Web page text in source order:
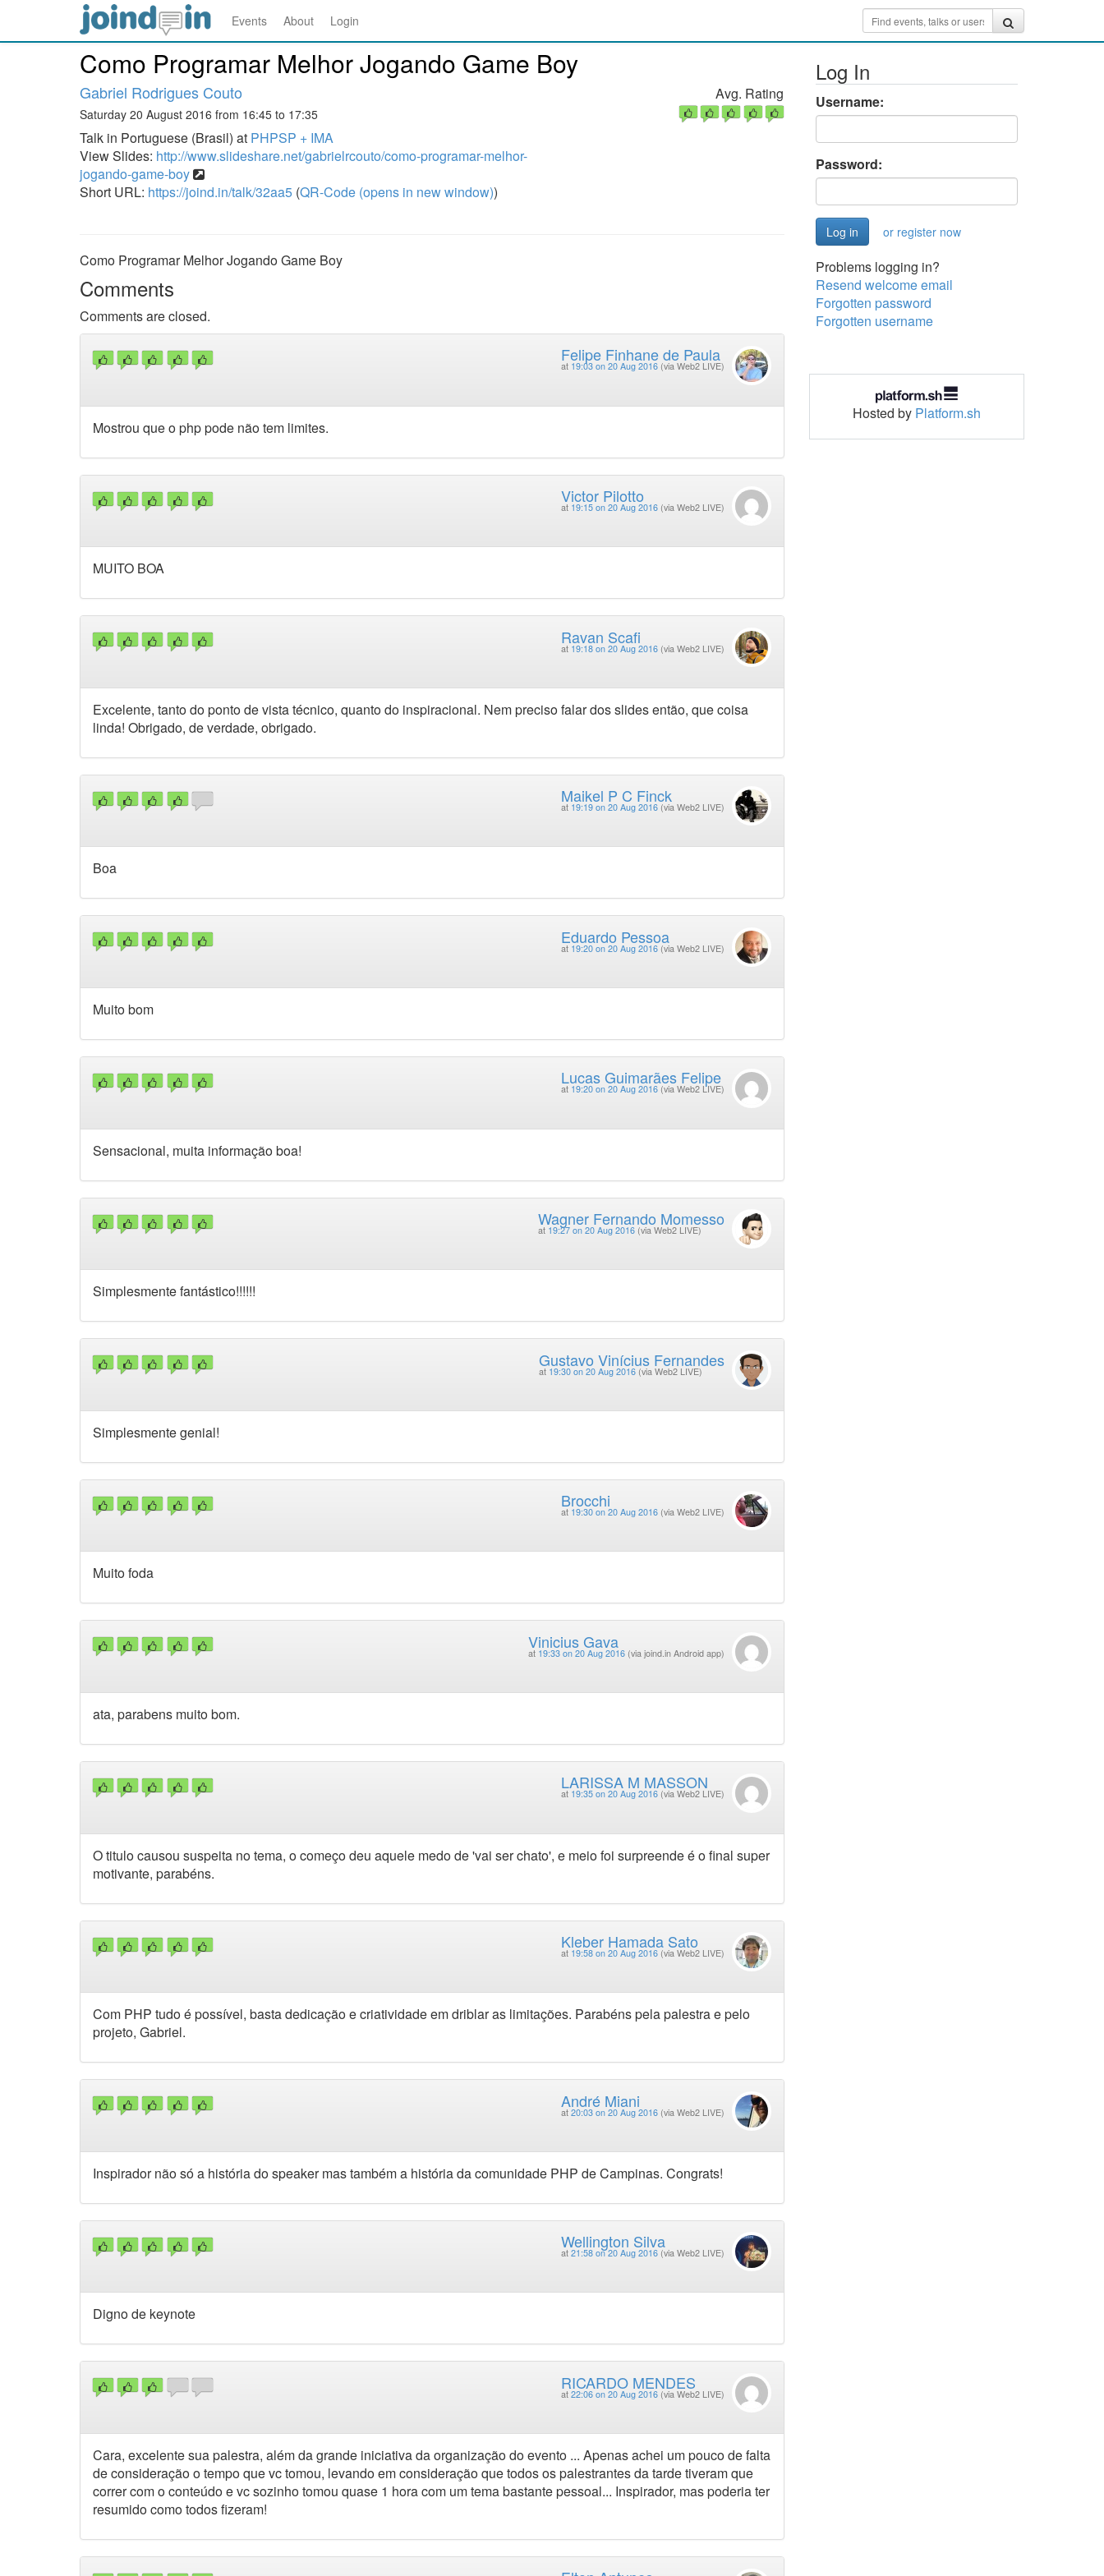
Events About Login
Como Programar Melhor Jogando Game Boy
Gabriel Rodrigues Couto
Saturday 20 August 2016 from 16:45 to 17:35
Talk in Portuguese (Brasil) at PHPSP + IMA
View Slides: http://www.slideshare.net/gabrielrcouto/como-programar-melhor-
jogando-game-boy
Short URL: https://joind.in/talk/32aa5 (QR-Code (opens in new window))
Avg. Rating
Como Programar Melhor Jogando Game Boy
Comments
Comments are closed.
Felipe Finhane de Paula
at 19:03 on 20 Aug 2016 (via Web2 LIVE)
Mostrou que o php pode não tem limites.
Victor Pilotto
at 19:15 on 20 Aug 2016 (via Web2 LIVE)
MUITO BOA
Ravan Scafi
at 19:18 on 20 Aug 2016 (via Web2 LIVE)
Excelente, tanto do ponto de vista técnico, quanto do inspiracional. Nem preciso falar dos slides então, que coisa
linda! Obrigado, de verdade, obrigado.
Maikel P C Finck
at 19:19 on 20 Aug 2016 (via Web2 LIVE)
Boa
Eduardo Pessoa
at 19:20 on 20 Aug 2016 (via Web2 LIVE)
Muito bom
Lucas Guimarães Felipe
at 19:20 on 20 Aug 2016 (via Web2 LIVE)
Sensacional, muita informação boa!
Wagner Fernando Momesso
at 19:27 on 20 Aug 2016 (via Web2 LIVE)
Simplesmente fantástico!!!!!!
Gustavo Vinícius Fernandes
at 19:30 on 20 Aug 2016 (via Web2 LIVE)
Simplesmente genial!
Brocchi
at 19:30 on 20 Aug 2016 (via Web2 LIVE)
Muito foda
Vinicius Gava
at 19:33 on 20 Aug 2016 (via joind.in Android app)
ata, parabens muito bom.
LARISSA M MASSON
at 19:35 on 20 Aug 2016 (via Web2 LIVE)
O titulo causou suspeita no tema, o começo deu aquele medo de 'vai ser chato', e meio foi surpreende é o final super
motivante, parabéns.
Kleber Hamada Sato
at 19:58 on 20 Aug 2016 (via Web2 LIVE)
Com PHP tudo é possível, basta dedicação e criatividade em driblar as limitações. Parabéns pela palestra e pelo
projeto, Gabriel.
André Miani
at 20:03 on 20 Aug 2016 (via Web2 LIVE)
Inspirador não só a história do speaker mas também a história da comunidade PHP de Campinas. Congrats!
Wellington Silva
at 21:58 on 20 Aug 2016 (via Web2 LIVE)
Digno de keynote
RICARDO MENDES
at 22:06 on 20 Aug 2016 (via Web2 LIVE)
Cara, excelente sua palestra, além da grande iniciativa da organização do evento ... Apenas achei um pouco de falta
de consideração o tempo que vc tomou, levando em consideração que todos os palestrantes da tarde tiveram que
correr com o conteúdo e vc sozinho tomou quase 1 hora com um tema bastante pessoal... Inspirador, mas poderia ter
resumido como todos fizeram!
Log In
Username:
Password:
or register now
Problems logging in?
Resend welcome email
Forgotten password
Forgotten username
Hosted by Platform.sh